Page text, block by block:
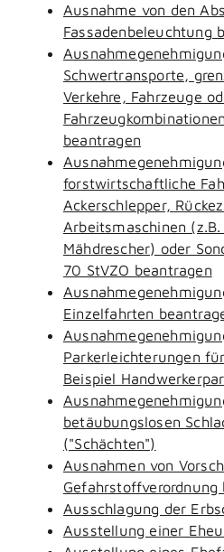
Ausnahme von den
Fassadenbeleuchtung
Schwertransporte,
Verkehre, Fahrzeuge
beantragen
forstwirtschaftliche
Ackerschlepper,
Arbeitsmaschinen
Mähdrescher) oder
70 StVZO beantragen
Einzelfahrten
Parkerleichterungen
Beispiel
betäubungslosen
("Schächten")
Ausnahmen von
Gefahrstoffverordnung
Ausschlagung der
Ausstellung einer